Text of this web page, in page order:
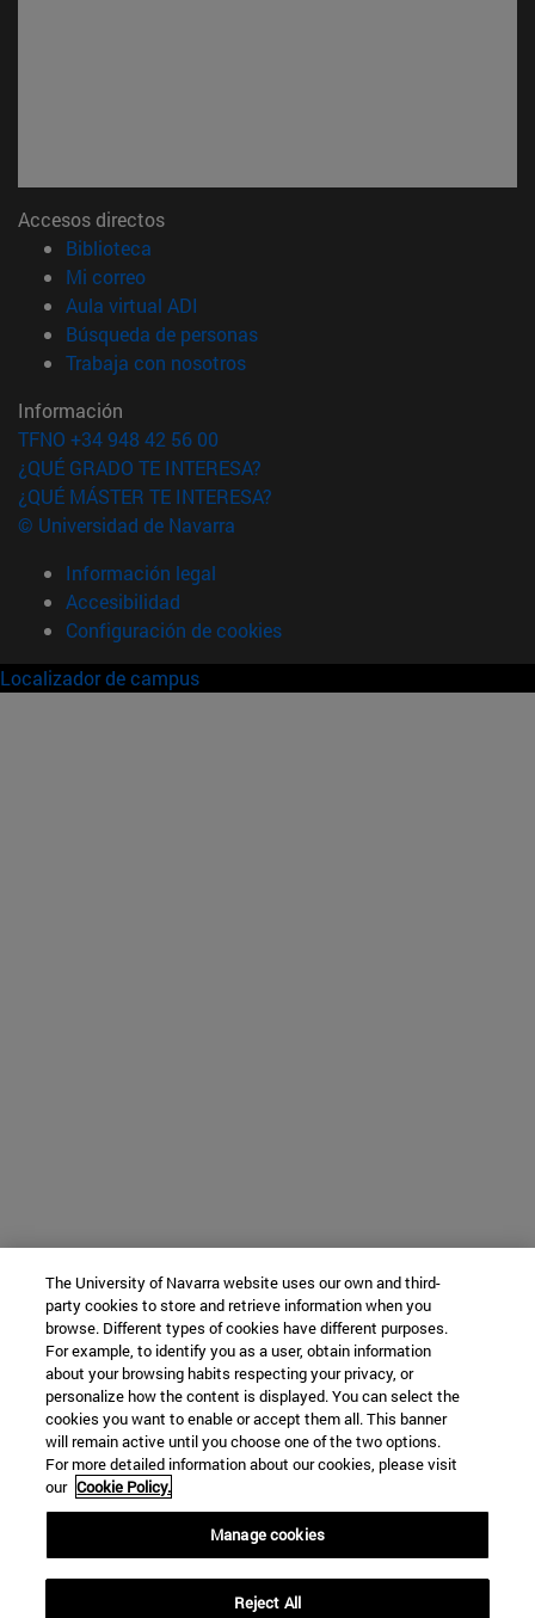
Accesos directos
Biblioteca
Mi correo(abre en nueva ventana)
Aula virtual ADI
Búsqueda de personas(abre en nueva ventana)
Trabaja con nosotros(abre en nueva ventana)
Información
TFNO +34 948 42 56 00
¿QUÉ GRADO TE INTERESA?
¿QUÉ MÁSTER TE INTERESA?
© Universidad de Navarra
Información legal
Accesibilidad
Configuración de cookies
Localizador de campus
The University of Navarra website uses our own and third-
party cookies to store and retrieve information when you
browse. Different types of cookies have different purposes.
For example, to identify you as a user, obtain information
about your browsing habits respecting your privacy, or
personalize how the content is displayed. You can select the
cookies you want to enable or accept them all. This banner
will remain active until you choose one of the two options.
For more detailed information about our cookies, please visit
our Cookie Policy.
Manage cookies
Reject All